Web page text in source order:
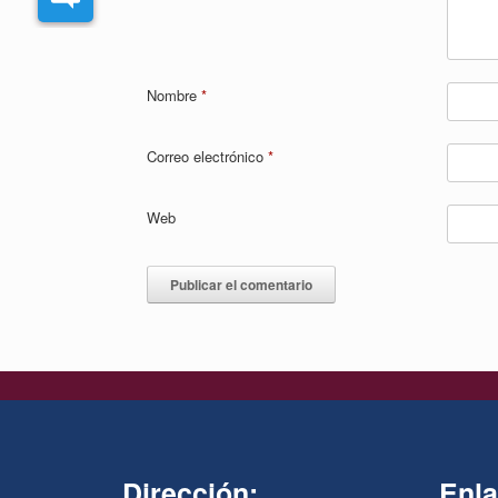
Nombre *
Correo electrónico *
Web